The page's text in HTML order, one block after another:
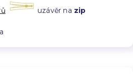
uzávěr na zip